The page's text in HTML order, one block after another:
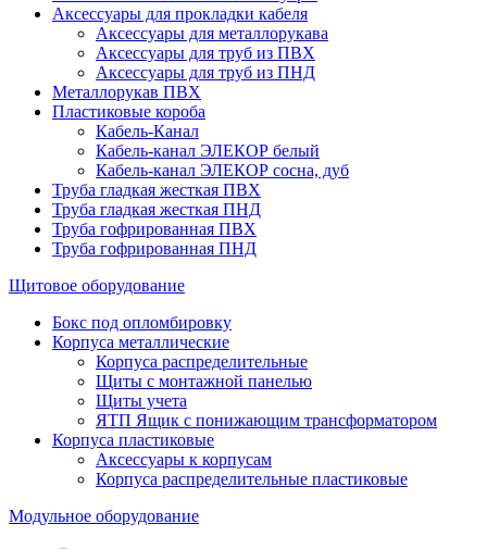
Аксессуары для прокладки кабеля
Аксессуары для металлорукава
Аксессуары для труб из ПВХ
Аксессуары для труб из ПНД
Металлорукав ПВХ
Пластиковые короба
Кабель-Канал
Кабель-канал ЭЛЕКОР белый
Кабель-канал ЭЛЕКОР сосна, дуб
Труба гладкая жесткая ПВХ
Труба гладкая жесткая ПНД
Труба гофрированная ПВХ
Труба гофрированная ПНД
Щитовое оборудование
Бокс под опломбировку
Корпуса металлические
Корпуса распределительные
Щиты с монтажной панелью
Щиты учета
ЯТП Ящик с понижающим трансформатором
Корпуса пластиковые
Аксессуары к корпусам
Корпуса распределительные пластиковые
Модульное оборудование